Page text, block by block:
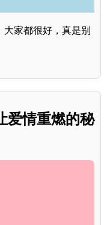
家都很好，真是别
爱情重燃的秘